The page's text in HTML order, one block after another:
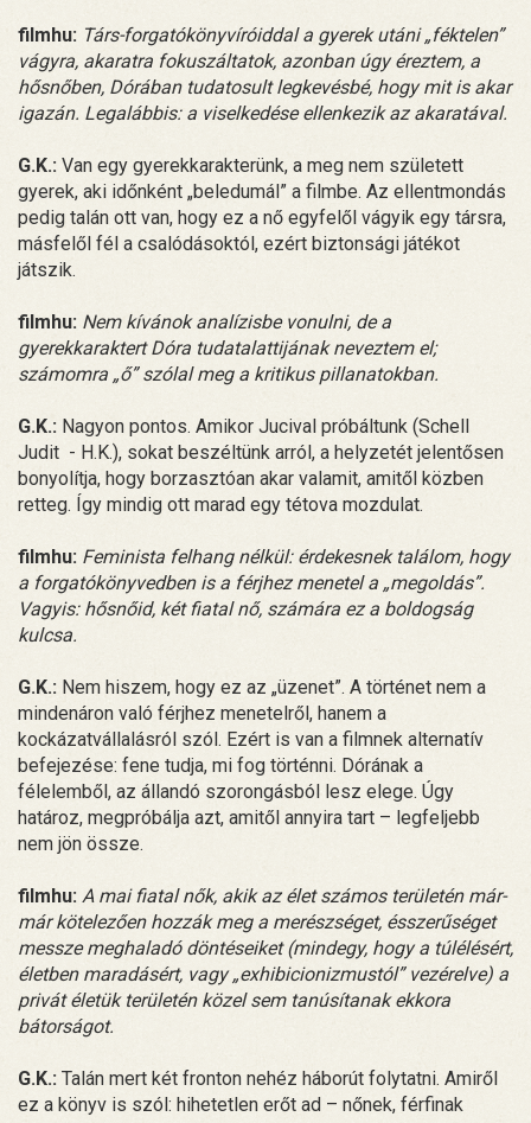
filmhu: Társ-forgatókönyvíróiddal a gyerek utáni „féktelen”
vágyra, akaratra fokuszáltatok, azonban úgy éreztem, a
hősnőben, Dórában tudatosult legkevésbé, hogy mit is akar
igazán. Legalábbis: a viselkedése ellenkezik az akaratával.
G.K.: Van egy gyerekkarakterünk, a meg nem született
gyerek, aki időnként „beledumál” a filmbe. Az ellentmondás
pedig talán ott van, hogy ez a nő egyfelől vágyik egy társra,
másfelől fél a csalódásoktól, ezért biztonsági játékot
játszik.
filmhu: Nem kívánok analízisbe vonulni, de a
gyerekkaraktert Dóra tudatalattijának neveztem el;
számomra „ő” szólal meg a kritikus pillanatokban.
G.K.: Nagyon pontos. Amikor Jucival próbáltunk (Schell
Judit - H.K.), sokat beszéltünk arról, a helyzetét jelentősen
bonyolítja, hogy borzasztóan akar valamit, amitől közben
retteg. Így mindig ott marad egy tétova mozdulat.
filmhu: Feminista felhang nélkül: érdekesnek találom, hogy
a forgatókönyvedben is a férjhez menetel a „megoldás”.
Vagyis: hősnőid, két fiatal nő, számára ez a boldogság
kulcsa.
G.K.: Nem hiszem, hogy ez az „üzenet”. A történet nem a
mindenáron való férjhez menetelről, hanem a
kockázatvállalásról szól. Ezért is van a filmnek alternatív
befejezése: fene tudja, mi fog történni. Dórának a
félelemből, az állandó szorongásból lesz elege. Úgy
határoz, megpróbálja azt, amitől annyira tart – legfeljebb
nem jön össze.
filmhu: A mai fiatal nők, akik az élet számos területén már-
már kötelezően hozzák meg a merészséget, ésszerűséget
messze meghaladó döntéseiket (mindegy, hogy a túlélésért,
életben maradásért, vagy „exhibicionizmustól” vezérelve) a
privát életük területén közel sem tanúsítanak ekkora
bátorságot.
G.K.: Talán mert két fronton nehéz háborút folytatni. Amiről
ez a könyv is szól: hihetetlen erőt ad – nőnek, férfinak